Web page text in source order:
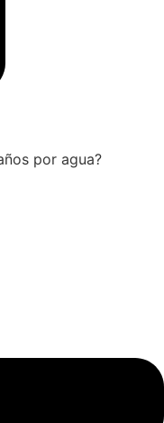
por agua?